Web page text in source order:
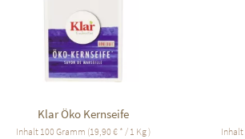
Klar Öko Kernseife
Inhalt 100 Gramm (19,90 € * / 1 Kg ) Inhalt